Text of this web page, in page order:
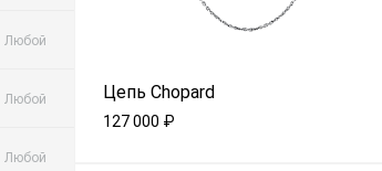
Любой
Любой
Любой
Цепь Chopard
127 000 ₽